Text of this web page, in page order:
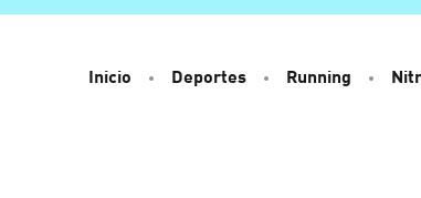
Inicio Deportes Running